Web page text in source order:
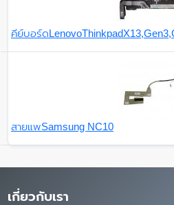
คีย์บอร์ด
สายแพSamsung NC10
เกี่ยวกับเรา